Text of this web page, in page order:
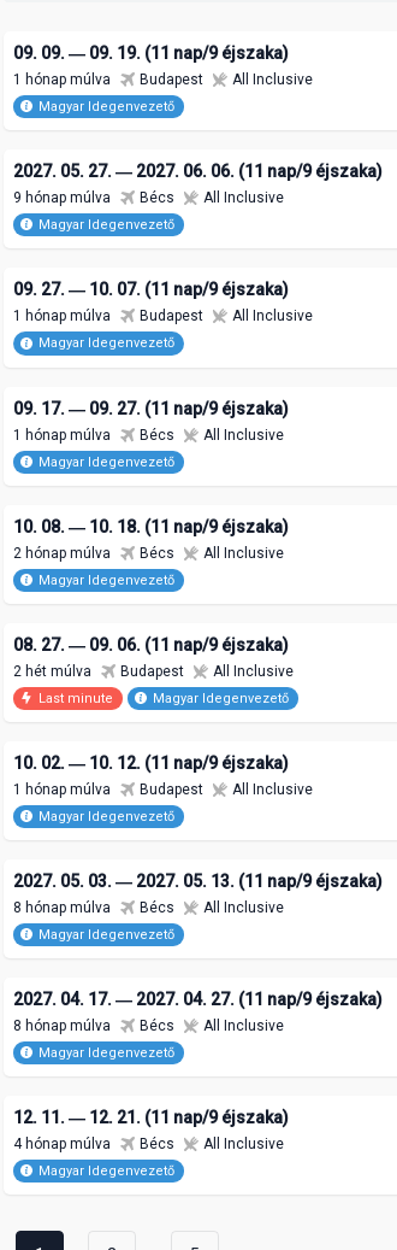
09. 09. ― 09. 19. (11 nap/9 éjszaka)
1 hónap múlva Budapest All Inclusive
Magyar Idegenvezető
2027. 05. 27. ― 2027. 06. 06. (11 nap/9 éjszaka)
9 hónap múlva Bécs All Inclusive
Magyar Idegenvezető
09. 27. ― 10. 07. (11 nap/9 éjszaka)
1 hónap múlva Budapest All Inclusive
Magyar Idegenvezető
09. 17. ― 09. 27. (11 nap/9 éjszaka)
1 hónap múlva Bécs All Inclusive
Magyar Idegenvezető
10. 08. ― 10. 18. (11 nap/9 éjszaka)
2 hónap múlva Bécs All Inclusive
Magyar Idegenvezető
08. 27. ― 09. 06. (11 nap/9 éjszaka)
2 hét múlva Budapest All Inclusive
Last minute Magyar Idegenvezető
10. 02. ― 10. 12. (11 nap/9 éjszaka)
1 hónap múlva Budapest All Inclusive
Magyar Idegenvezető
2027. 05. 03. ― 2027. 05. 13. (11 nap/9 éjszaka)
8 hónap múlva Bécs All Inclusive
Magyar Idegenvezető
2027. 04. 17. ― 2027. 04. 27. (11 nap/9 éjszaka)
8 hónap múlva Bécs All Inclusive
Magyar Idegenvezető
12. 11. ― 12. 21. (11 nap/9 éjszaka)
4 hónap múlva Bécs All Inclusive
Magyar Idegenvezető